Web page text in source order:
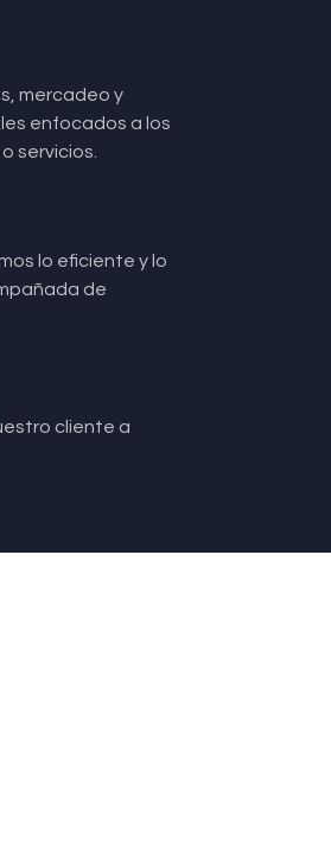
mercadeo y
enfocados a los
servicios.
lo eficiente y lo
de
cliente a